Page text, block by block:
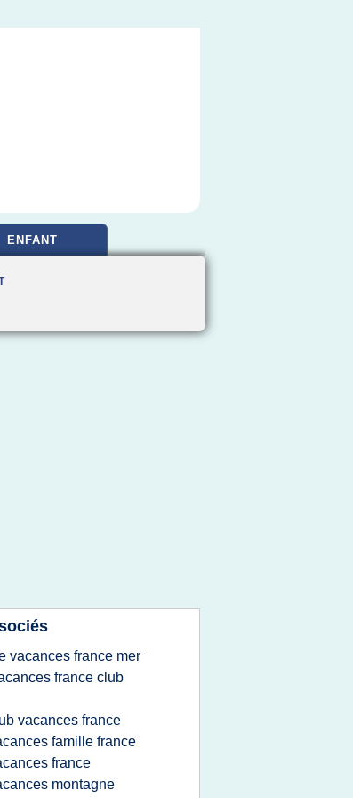
ENFANT
vacances france mer
france club
vacances france
famille france
france
montagne